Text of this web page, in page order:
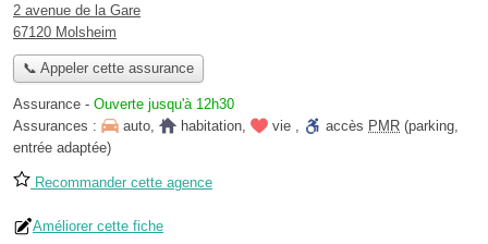
2 avenue de la Gare
67120 Molsheim
📞 Appeler cette assurance
Assurance - Ouverte jusqu'à 12h30
Assurances :
auto, habitation, vie , accès PMR (parking,
entrée adaptée)
Recommander cette agence
Améliorer cette fiche